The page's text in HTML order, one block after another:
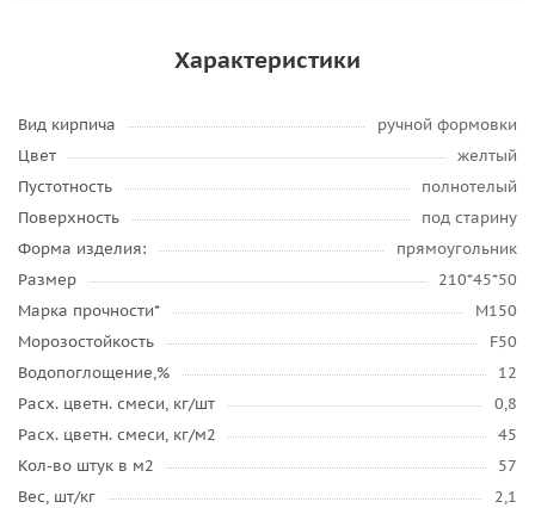
Характеристики
Вид кирпича
ручной формовки
Цвет
желтый
Пустотность
полнотелый
Поверхность
под старину
Форма изделия:
прямоугольник
Размер
210*45*50
Марка прочности*
М150
Морозостойкость
F50
Водопоглощение,%
12
Расх. цветн. смеси, кг/шт
0,8
Расх. цветн. смеси, кг/м2
45
Кол-во штук в м2
57
Вес, шт/кг
2,1